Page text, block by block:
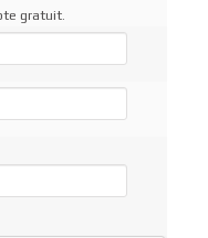
gratuit.